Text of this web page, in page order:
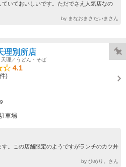
いておいしいです。ただでさえ人気店なの
by まなおまさたいまさん
理別所店
理／うどん・そば
4.1
)
車場
。この店舗限定のようですがランチのカツ丼
by ひめり。さん